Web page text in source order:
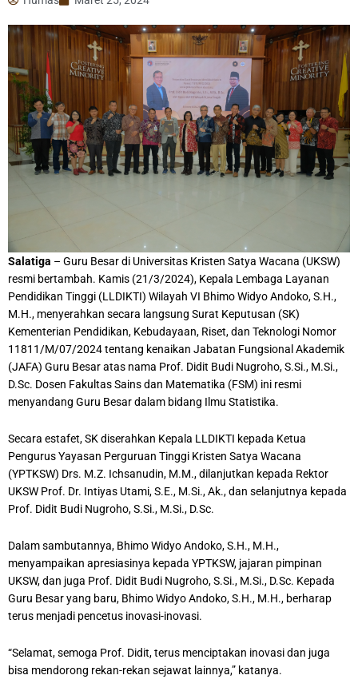
Salatiga – Guru Besar di Universitas Kristen Satya Wacana (UKSW)
resmi bertambah. Kamis (21/3/2024), Kepala Lembaga Layanan
Pendidikan Tinggi (LLDIKTI) Wilayah VI Bhimo Widyo Andoko, S.H.,
M.H., menyerahkan secara langsung Surat Keputusan (SK)
Kementerian Pendidikan, Kebudayaan, Riset, dan Teknologi Nomor
11811/M/07/2024 tentang kenaikan Jabatan Fungsional Akademik
(JAFA) Guru Besar atas nama Prof. Didit Budi Nugroho, S.Si., M.Si.,
D.Sc. Dosen Fakultas Sains dan Matematika (FSM) ini resmi
menyandang Guru Besar dalam bidang Ilmu Statistika.
Secara estafet, SK diserahkan Kepala LLDIKTI kepada Ketua
Pengurus Yayasan Perguruan Tinggi Kristen Satya Wacana
(YPTKSW) Drs. M.Z. Ichsanudin, M.M., dilanjutkan kepada Rektor
UKSW Prof. Dr. Intiyas Utami, S.E., M.Si., Ak., dan selanjutnya kepada
Prof. Didit Budi Nugroho, S.Si., M.Si., D.Sc.
Dalam sambutannya, Bhimo Widyo Andoko, S.H., M.H.,
menyampaikan apresiasinya kepada YPTKSW, jajaran pimpinan
UKSW, dan juga Prof. Didit Budi Nugroho, S.Si., M.Si., D.Sc. Kepada
Guru Besar yang baru, Bhimo Widyo Andoko, S.H., M.H., berharap
terus menjadi pencetus inovasi-inovasi.
“Selamat, semoga Prof. Didit, terus menciptakan inovasi dan juga
bisa mendorong rekan-rekan sejawat lainnya,” katanya.